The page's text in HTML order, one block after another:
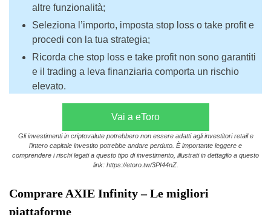
altre funzionalità;
Seleziona l’importo, imposta stop loss o take profit e
procedi con la tua strategia;
Ricorda che stop loss e take profit non sono garantiti
e il trading a leva finanziaria comporta un rischio
elevato.
Vai a eToro
Gli investimenti in criptovalute potrebbero non essere adatti agli investitori retail e
l’intero capitale investito potrebbe andare perduto. È importante leggere e
comprendere i rischi legati a questo tipo di investimento, illustrati in dettaglio a questo
link: https://etoro.tw/3PI44nZ.
Comprare AXIE Infinity – Le migliori
piattaforme